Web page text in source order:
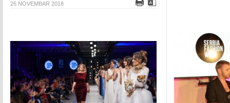
26 NOVEMBAR 2018